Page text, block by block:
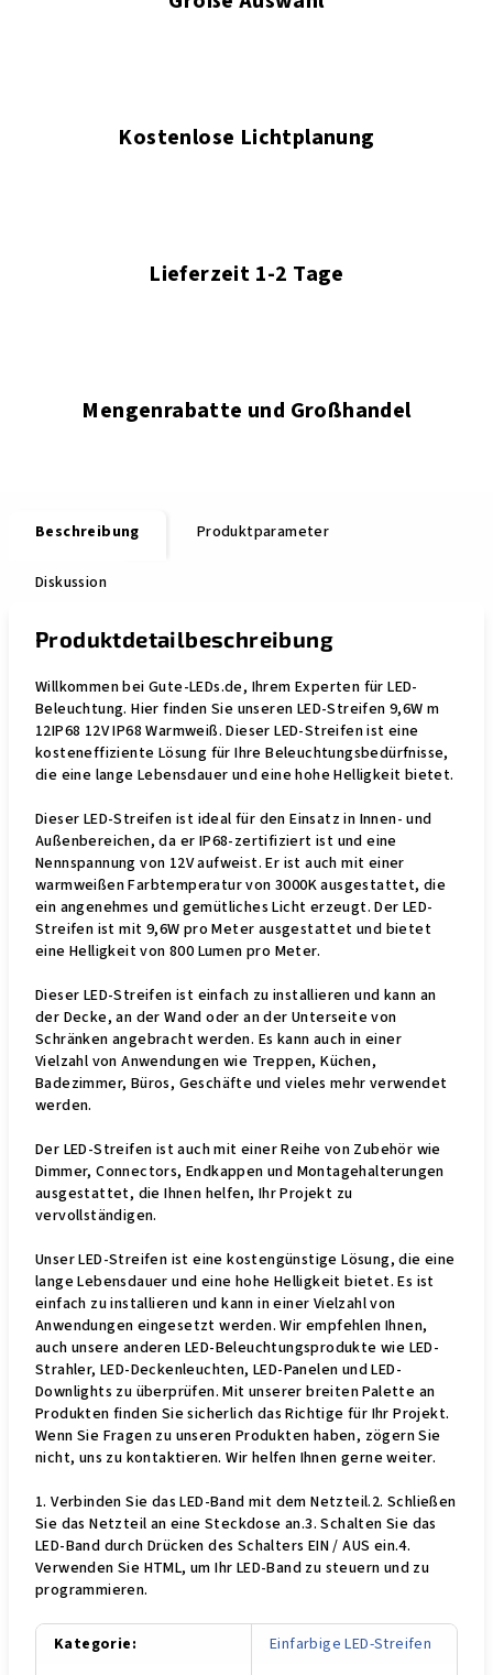
Kostenlose Lichtplanung
Lieferzeit 1-2 Tage
Mengenrabatte und Großhandel
Beschreibung Produktparameter
Diskussion
Produktdetailbeschreibung
Willkommen bei Gute-LEDs.de, Ihrem Experten für LED-
Beleuchtung. Hier finden Sie unseren LED-Streifen 9,6W m
12IP68 12V IP68 Warmweiß. Dieser LED-Streifen ist eine
kosteneffiziente Lösung für Ihre Beleuchtungsbedürfnisse,
die eine lange Lebensdauer und eine hohe Helligkeit bietet.
Dieser LED-Streifen ist ideal für den Einsatz in Innen- und
Außenbereichen, da er IP68-zertifiziert ist und eine
Nennspannung von 12V aufweist. Er ist auch mit einer
warmweißen Farbtemperatur von 3000K ausgestattet, die
ein angenehmes und gemütliches Licht erzeugt. Der LED-
Streifen ist mit 9,6W pro Meter ausgestattet und bietet
eine Helligkeit von 800 Lumen pro Meter.
Dieser LED-Streifen ist einfach zu installieren und kann an
der Decke, an der Wand oder an der Unterseite von
Schränken angebracht werden. Es kann auch in einer
Vielzahl von Anwendungen wie Treppen, Küchen,
Badezimmer, Büros, Geschäfte und vieles mehr verwendet
werden.
Der LED-Streifen ist auch mit einer Reihe von Zubehör wie
Dimmer, Connectors, Endkappen und Montagehalterungen
ausgestattet, die Ihnen helfen, Ihr Projekt zu
vervollständigen.
Unser LED-Streifen ist eine kostengünstige Lösung, die eine
lange Lebensdauer und eine hohe Helligkeit bietet. Es ist
einfach zu installieren und kann in einer Vielzahl von
Anwendungen eingesetzt werden. Wir empfehlen Ihnen,
auch unsere anderen LED-Beleuchtungsprodukte wie LED-
Strahler, LED-Deckenleuchten, LED-Panelen und LED-
Downlights zu überprüfen. Mit unserer breiten Palette an
Produkten finden Sie sicherlich das Richtige für Ihr Projekt.
Wenn Sie Fragen zu unseren Produkten haben, zögern Sie
nicht, uns zu kontaktieren. Wir helfen Ihnen gerne weiter.
1. Verbinden Sie das LED-Band mit dem Netzteil.2. Schließen
Sie das Netzteil an eine Steckdose an.3. Schalten Sie das
LED-Band durch Drücken des Schalters EIN / AUS ein.4.
Verwenden Sie HTML, um Ihr LED-Band zu steuern und zu
programmieren.
Kategorie:
Einfarbige LED-Streifen